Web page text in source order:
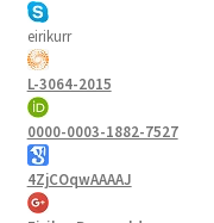
eirikurr
L-3064-2015
0000-0003-1882-7527
4ZjCOqwAAAAJ